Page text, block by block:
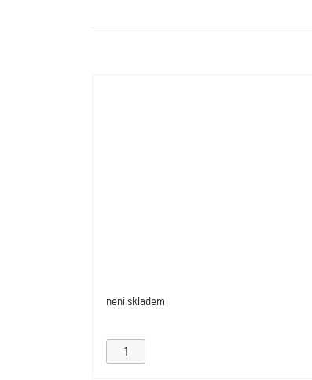
není skladem